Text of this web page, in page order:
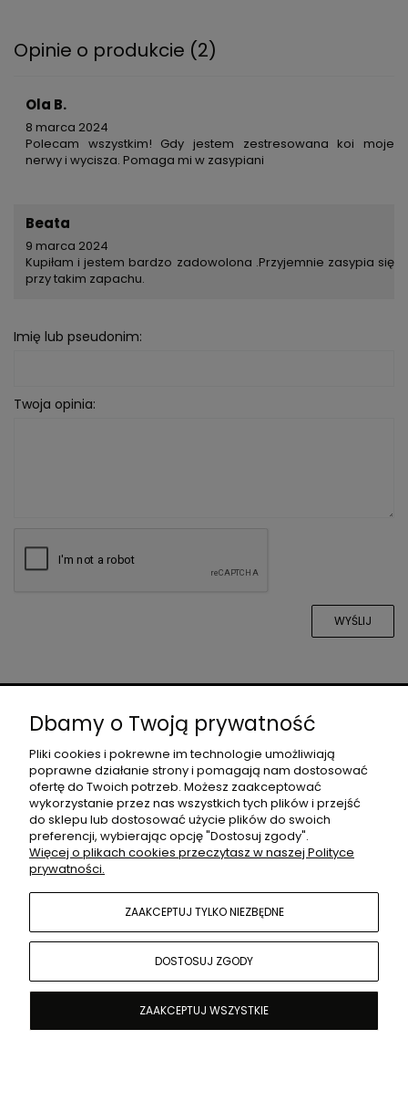
Opinie o produkcie (2)
Ola B.
8 marca 2024
Polecam wszystkim! Gdy jestem zestresowana koi moje
nerwy i wycisza. Pomaga mi w zasypiani
Beata
9 marca 2024
Kupiłam i jestem bardzo zadowolona .Przyjemnie zasypia się
przy takim zapachu.
Imię lub pseudonim:
Twoja opinia:
WYŚLIJ
DLA PROJEKTANTÓW
MOJE KONTO
POMOC
Dbamy o Twoją prywatność
Pliki cookies i pokrewne im technologie umożliwiają
poprawne działanie strony i pomagają nam dostosować
ofertę do Twoich potrzeb. Możesz zaakceptować
wykorzystanie przez nas wszystkich tych plików i przejść
do sklepu lub dostosować użycie plików do swoich
preferencji, wybierając opcję "Dostosuj zgody".
Więcej o plikach cookies przeczytasz w naszej Polityce
prywatności.
ZAAKCEPTUJ TYLKO NIEZBĘDNE
DOSTOSUJ ZGODY
ZAAKCEPTUJ WSZYSTKIE